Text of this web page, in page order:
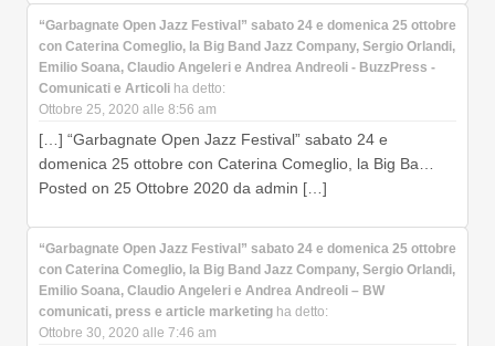
“Garbagnate Open Jazz Festival” sabato 24 e domenica 25 ottobre
con Caterina Comeglio, la Big Band Jazz Company, Sergio Orlandi,
Emilio Soana, Claudio Angeleri e Andrea Andreoli - BuzzPress -
Comunicati e Articoli ha detto:
Ottobre 25, 2020 alle 8:56 am
[…] “Garbagnate Open Jazz Festival” sabato 24 e
domenica 25 ottobre con Caterina Comeglio, la Big Ba…
Posted on 25 Ottobre 2020 da admin […]
“Garbagnate Open Jazz Festival” sabato 24 e domenica 25 ottobre
con Caterina Comeglio, la Big Band Jazz Company, Sergio Orlandi,
Emilio Soana, Claudio Angeleri e Andrea Andreoli – BW
comunicati, press e article marketing ha detto:
Ottobre 30, 2020 alle 7:46 am